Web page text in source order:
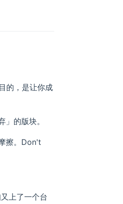
的，是让你成
的版块。
擦。Don't
上了一个台